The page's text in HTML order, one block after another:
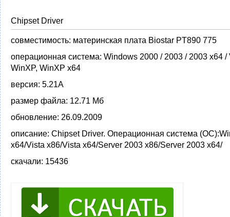
Chipset Driver
совместимость: материнская плата Biostar PT890 775
операционная система: Windows 2000 / 2003 / 2003 x64
WinXP, WinXP x64
версия: 5.21A
размер файла: 12.71 Мб
обновление: 26.09.2009
описание: Chipset Driver. Операционная система
x64/Vista x86/Vista x64/Server 2003 x86/Server 2003 x64/
скачали: 15436